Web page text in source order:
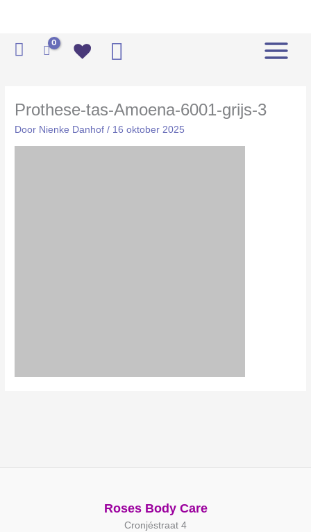
inhoud
Zoeken
Prothese-tas-Amoena-6001-grijs-3
Door Nienke Danhof/ 16 oktober 2025
Roses Body Care
Cronjéstraat 4